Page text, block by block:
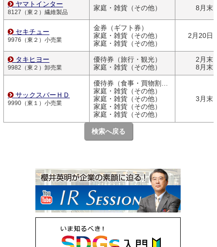
ヤマトインター
8127（東２）繊維製品
家庭・雑貨（その他） 8月末
セキチュー
9976（東２）小売業
金券（ギフト券）
家庭・雑貨（その他）
家庭・雑貨（その他）
2月20日
タキヒヨー
9982（東２）卸売業
優待券（旅行・観光）
家庭・雑貨（その他）
2月末
8月末
サックスバーＨＤ
9990（東１）小売業
優待券（食事・買物割引券）
家庭・雑貨（その他）
家庭・雑貨（その他）
家庭・雑貨（その他）
家庭・雑貨（その他）
3月末
検索へ戻る